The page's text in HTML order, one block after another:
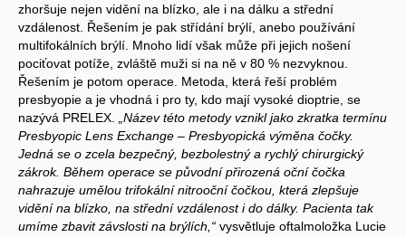
zhoršuje nejen vidění na blízko, ale i na dálku a střední
vzdálenost. Řešením je pak střídání brýlí, anebo používání
multifokálních brýlí. Mnoho lidí však může při jejich nošení
pociťovat potíže, zvláště muži si na ně v 80 % nezvyknou.
Řešením je potom operace. Metoda, která řeší problém
presbyopie a je vhodná i pro ty, kdo mají vysoké dioptrie, se
nazývá PRELEX.
„Název této metody vznikl jako zkratka termínu
Presbyopic Lens Exchange – Presbyopická výměna čočky.
Jedná se o zcela bezpečný, bezbolestný a rychlý chirurgický
zákrok. Během operace se původní přirozená oční čočka
nahrazuje umělou trifokální nitrooční čočkou, která zlepšuje
vidění na blízko, na střední vzdálenost i do dálky. Pacienta tak
umíme zbavit závslosti na brýlích,“ vysvětluje oftalmoložka Lucie